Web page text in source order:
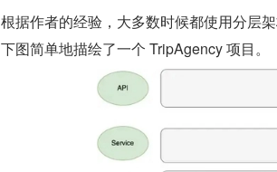
根据作者的经验，大多数时候都使用分层
下图简单地描绘了一个 TripAgency 项目。